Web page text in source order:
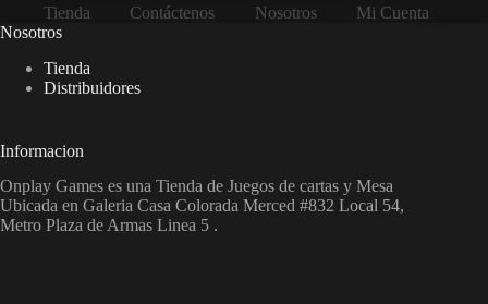
Tienda Contáctenos Nosotros
Mi Cuenta
Nosotros
Tienda
Distribuidores
Informacion
Onplay Games es una Tienda de Juegos de cartas y Mesa
Ubicada en Galeria Casa Colorada Merced #832 Local 54,
Metro Plaza de Armas Linea 5 .